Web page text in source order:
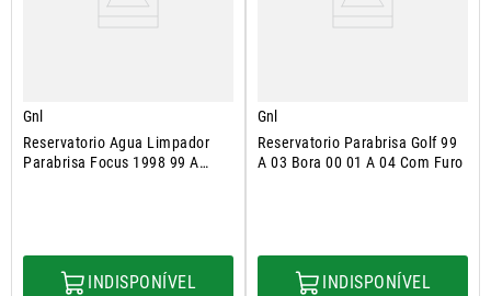
Gnl
Reservatorio Agua Limpador
Parabrisa Focus 1998 99 A
INDISPONÍVEL
Gnl
Reservatorio Parabrisa Golf 99
A 03 Bora 00 01 A 04 Com Furo
INDISPONÍVEL